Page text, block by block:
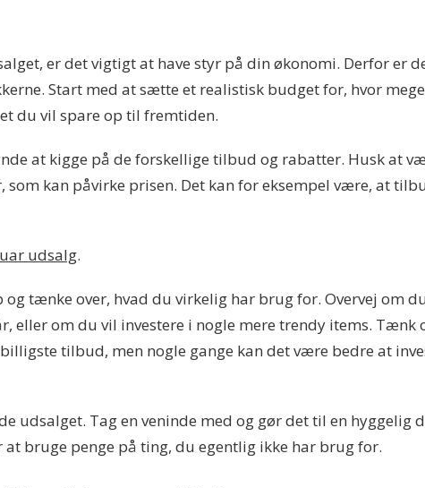
er det vigtigt at have styr på din økonomi. Derfor er
Start med at sætte et realistisk budget for, hvor
du vil spare op til fremtiden.
at kigge på de forskellige tilbud og rabatter. Husk at
kan påvirke prisen. Det kan for eksempel være, at
udsalg.
tænke over, hvad du virkelig har brug for. Overvej om
eller om du vil investere i nogle mere trendy items. Tænk
tilbud, men nogle gange kan det være bedre at
udsalget. Tag en veninde med og gør det til en hyggelig
bruge penge på ting, du egentlig ikke har brug for.